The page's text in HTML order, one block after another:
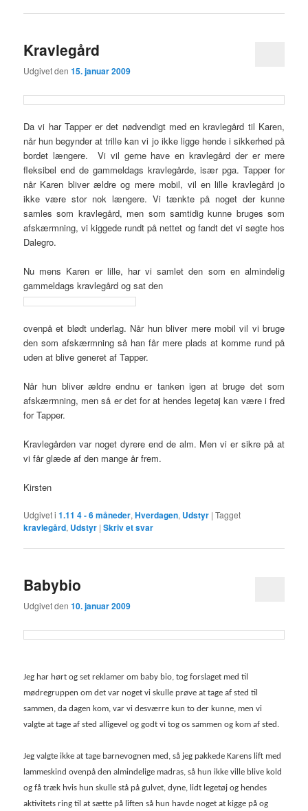
Kravlegård
Udgivet den15. januar 2009
Da vi har Tapper er det nødvendigt med en kravlegård til Karen,
når hun begynder at trille kan vi jo ikke ligge hende i sikkerhed på
bordet længere. Vi vil gerne have en kravlegård der er mere
fleksibel end de gammeldags kravlegårde, især pga. Tapper for
når Karen bliver ældre og mere mobil, vil en lille kravlegård jo
ikke være stor nok længere. Vi tænkte på noget der kunne
samles som kravlegård, men som samtidig kunne bruges som
afskærmning, vi kiggede rundt på nettet og fandt det vi søgte hos
Dalegro.
Nu mens Karen er lille, har vi samlet den som en almindelig
gammeldags kravlegård og sat den
ovenpå et blødt underlag. Når hun bliver mere mobil vil vi bruge
den som afskærmning så han får mere plads at komme rund på
uden at blive generet af Tapper.
Når hun bliver ældre endnu er tanken igen at bruge det som
afskærmning, men så er det for at hendes legetøj kan være i fred
for Tapper.
Kravlegården var noget dyrere end de alm. Men vi er sikre på at
vi får glæde af den mange år frem.
Kirsten
Udgivet i 1.11 4 - 6 måneder,Hverdagen, Udstyr |Tagget
kravlegård, Udstyr |Skriv et svar
Babybio
Udgivet den10. januar 2009
Jeg har hørt og set reklamer om baby bio, tog forslaget med til
mødregruppen om det var noget vi skulle prøve at tage af sted til
sammen, da dagen kom, var vi desværre kun to der kunne, men vi
valgte at tage af sted alligevel og godt vi tog os sammen og kom af sted.
Jeg valgte ikke at tage barnevognen med, så jeg pakkede Karens lift med
lammeskind ovenpå den almindelige madras, så hun ikke ville blive kold
og få træk hvis hun skulle stå på gulvet, dyne, lidt legetøj og hendes
aktivitets ring til at sætte på liften så hun havde noget at kigge på og